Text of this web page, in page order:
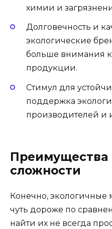
химии и
Долговечность и
экологические
больше внимания
продукции.
Стимул для
поддержка
производителей и
сложности
Конечно, экологичные
чуть дороже по
найти их не всегда